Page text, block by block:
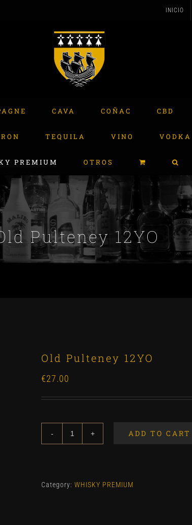
INICIO
CAVA COÑAC CBD
RON TEQUILA VINO VODKA
PREMIUM OTROS
Pulteney 12YO
Old Pulteney 12YO
€27.00
quantity
ADD TO CART
Category: WHISKY PREMIUM